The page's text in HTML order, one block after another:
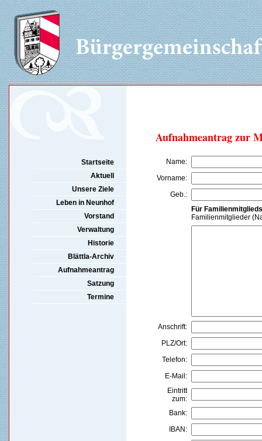
Startseite
Aktuell
Unsere Ziele
Leben in Neunhof
Vorstand
Verwaltung
Historie
Blättla-Archiv
Aufnahmeantrag
Satzung
Termine
Aufnahmeantrag zur
Name:
Vorname:
Geb.:
Für
Familienmitglieder
Anschrift:
PLZ/Ort:
Telefon:
E-Mail:
Eintritt
zum:
Bank:
IBAN: